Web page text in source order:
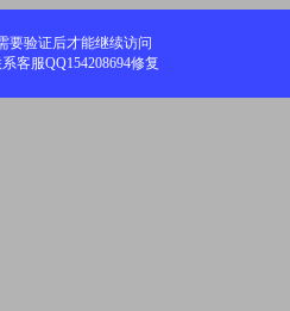
要验证后才能继续访问
客服QQ154208694修复